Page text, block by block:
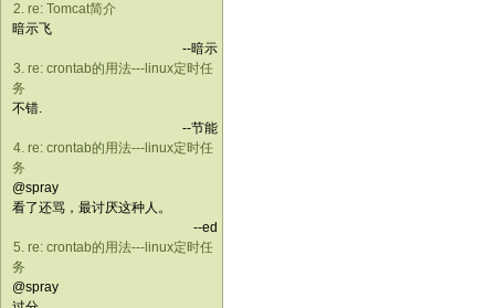
2. re: Tomcat简介
暗示飞
--暗示
3. re: crontab的用法---linux定时任
务
不错.
--节能
4. re: crontab的用法---linux定时任
务
@spray
看了还骂，最讨厌这种人。
--ed
5. re: crontab的用法---linux定时任
务
@spray